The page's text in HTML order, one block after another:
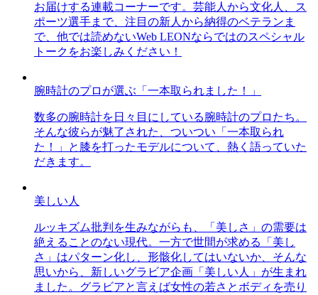
お届けする連載コーナーです。芸能人から文化人、ス
ポーツ選手まで、注目の新人から納得のベテランま
で、他では読めないWeb LEONならではのスペシャル
トークをお楽しみください！
腕時計のプロが選ぶ「一本取られました！」
数多の腕時計を日々目にしている腕時計のプロたち。
そんな彼らが魅了された、ついつい「一本取られ
た！」と膝を打ったモデルについて、熱く語っていた
だきます。
美しい人
ルッキズム批判を生みながらも、「美しさ」の需要は
絶えることのない現代。一方で世間が求める「美し
さ」はパターン化し、形骸化してはいないか、そんな
思いから、新しいグラビア企画「美しい人」が生まれ
ました。グラビアと言えば女性の若さとボディを売り